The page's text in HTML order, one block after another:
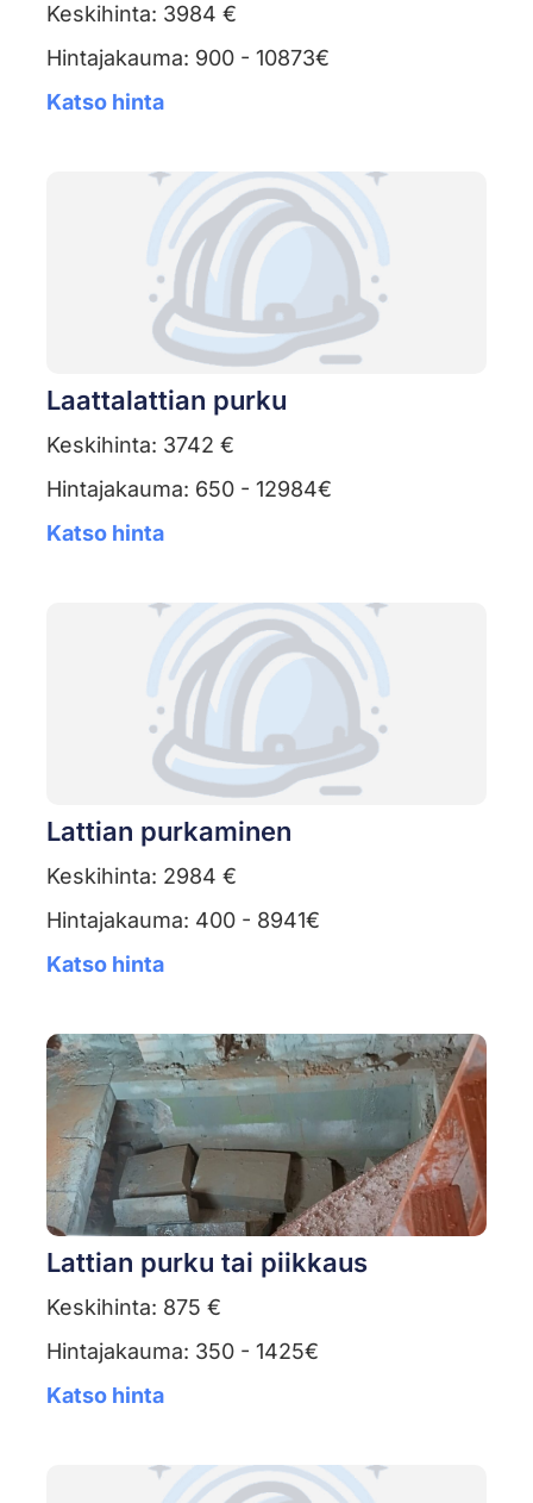
Keskihinta: 3984 €
Hintajakauma: 900 - 10873€
Katso hinta
Laattalattian purku
Keskihinta: 3742 €
Hintajakauma: 650 - 12984€
Katso hinta
Lattian purkaminen
Keskihinta: 2984 €
Hintajakauma: 400 - 8941€
Katso hinta
Lattian purku tai piikkaus
Keskihinta: 875 €
Hintajakauma: 350 - 1425€
Katso hinta